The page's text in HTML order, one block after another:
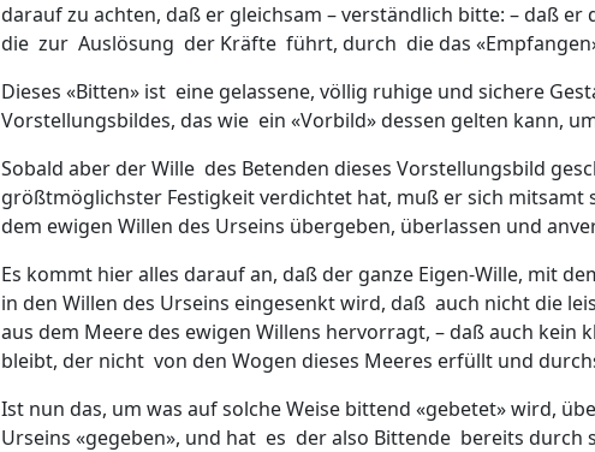
darauf zu achten, daß er gleichsam – verständlich bitte: – daß er
die zur Auslösung der Kräfte führt, durch die das
Dieses «Bitten» ist eine gelassene, völlig ruhige und sichere
Vorstellungsbildes, das wie ein «Vorbild» dessen gelten kann,
Sobald aber der Wille des Betenden dieses Vorstellungsbild
größtmöglichster Festigkeit verdichtet hat, muß er sich
dem ewigen Willen des Urseins übergeben, überlassen und
Es kommt hier alles darauf an, daß der ganze Eigen-Wille, mit
in den Willen des Urseins eingesenkt wird, daß auch nicht die
aus dem Meere des ewigen Willens hervorragt, – daß auch kein
bleibt, der nicht von den Wogen dieses Meeres erfüllt und
Ist nun das, um was auf solche Weise bittend «gebetet» wird,
Urseins «gegeben», und hat es der also Bittende bereits durch